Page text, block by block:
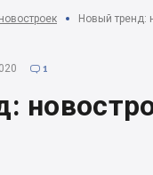
Новый тренд:
 1